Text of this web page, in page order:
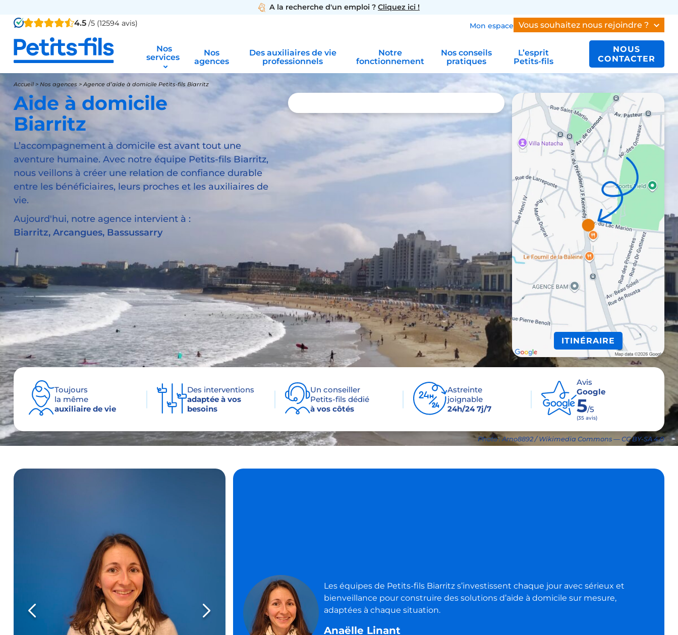
A la recherche d'un emploi ? Cliquez ici !
4.5 /5 (12594 avis) Mon espace Vous souhaitez nous rejoindre ?
Nos
services
Nos
agences
Des auxiliaires de vie
professionnels
Notre
fonctionnement
Nos conseils
pratiques
L’esprit
Petits-fils
NOUS
CONTACTER
Accueil > Nos agences >Agence d’aide à domicile Petits-fils Biarritz
Aide à domicile
Biarritz
L’accompagnement à domicile est avant tout une
aventure humaine. Avec notre équipe Petits-fils Biarritz,
nous veillons à créer une relation de confiance durable
entre les bénéficiaires, leurs proches et les auxiliaires de
vie.
Aujourd'hui, notre agence intervient à :
Biarritz, Arcangues, Bassussarry
ITINÉRAIRE
Toujours
la même
auxiliaire de vie
Des interventions
adaptée à vos
besoins
Un conseiller
Petits-fils dédié
à vos côtés
Astreinte
joignable
24h/24 7j/7
Avis
Google
5/5
(35 avis)
Photo : Arno8892 / Wikimedia Commons — CC BY-SA 4.0
Les équipes de Petits-fils Biarritz s’investissent chaque jour avec sérieux et
bienveillance pour construire des solutions d’aide à domicile sur mesure,
adaptées à chaque situation.
Anaëlle Linant